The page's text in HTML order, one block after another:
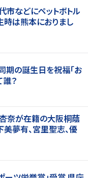
市などにペットボトル
時は熊本におりまし
期の誕生日を祝福「お
誰？
奈が在籍の大阪桐蔭
夢有、宮里聖志、優